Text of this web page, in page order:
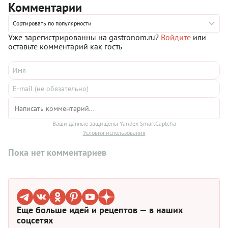
сливочный сыр или маскарпоне, сливки и сахарная пудра.
Готовая «роза» — это красивый и очень вкусный десерт.
Комментарии
Сортировать по популярности
Уже зарегистрированны на gastronom.ru? Войдите или
оставьте комментарий как гость
Ваши данные защищены Yandex SmartCaptcha
Условия использования
Пока нет комментариев
Еще больше идей и рецептов — в наших
соцсетях